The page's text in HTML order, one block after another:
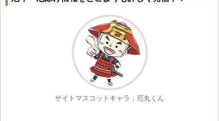
サイトマスコットキャラ：厄丸くん